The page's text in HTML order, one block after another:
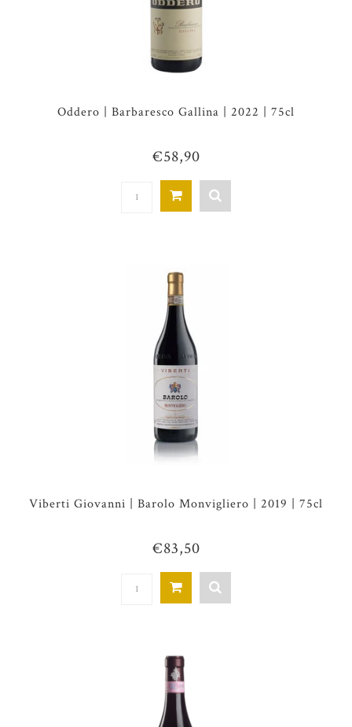
Oddero | Barbaresco Gallina | 2022 | 75cl
€58,90
Viberti Giovanni | Barolo Monvigliero | 2019 | 75cl
€83,50